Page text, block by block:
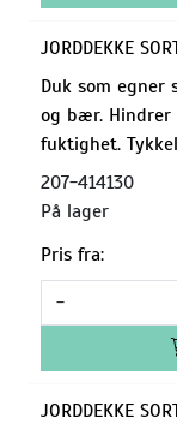
JORDDEKKE
Duk som
og bær.
fuktighet.
207-414130
På lager
Pris fra:
-
JORDDEKKE